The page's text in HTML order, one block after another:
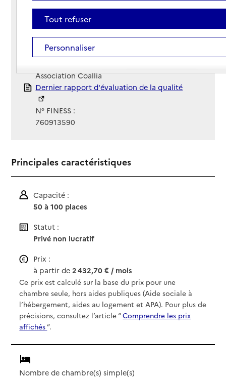
Téléphone :
02 35 38 91 91
Contact
Contact
Site Internet
Site internet
Association Coallia
Rapport HAS
Dernier rapport d'évaluation de la qualité
N° FINESS :
760913590
Principales caractéristiques
Capacité :
50 à 100 places
Statut :
Privé non lucratif
Prix :
à partir de2 432,70 € / mois
Ce prix est calculé sur la base du prix pour une
chambre seule, hors aides publiques (Aide sociale à
l’hébergement, aides au logement et APA). Pour plus de
précisions, consultez l’article “Comprendre les prix
affichés”.
Nombre de chambre(s) simple(s)
Tout refuser
Personnaliser